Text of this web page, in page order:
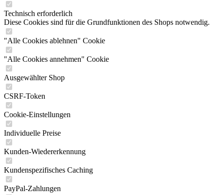
Technisch erforderlich
Diese Cookies sind für die Grundfunktionen des Shops notwendig.
"Alle Cookies ablehnen" Cookie
"Alle Cookies annehmen" Cookie
Ausgewählter Shop
CSRF-Token
Cookie-Einstellungen
Individuelle Preise
Kunden-Wiedererkennung
Kundenspezifisches Caching
PayPal-Zahlungen